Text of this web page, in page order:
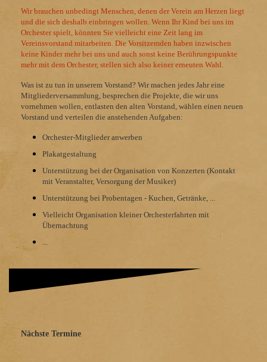
Wir brauchen unbedingt Menschen, denen der Verein am Herzen liegt
und die sich deshalb einbringen wollen. Wenn Ihr Kind bei uns im
Orchester spielt, könnten Sie vielleicht eine Zeit lang im
Vereinsvorstand mitarbeiten. Die Vorsitzemden haben inzwischen
keine Kinder mehr bei uns und auch sonst keine Berührungspunkte
mehr mit dem Orchester, stellen sich also keiner erneuten Wahl.
Was ist zu tun in unserem Vorstand? Wir machen jedes Jahr eine
Mitgliederversammlung, besprechen die Projekte, die wir uns
vornehmen wollen, entlasten den alten Vorstand, wählen einen neuen
Vorstand und verteilen die anstehenden Aufgaben:
Orchester-Mitglieder anwerben
Plakatgestaltung
Unterstützung bei der Organisation von Konzerten (Kontakt
mit Veranstalter, Versorgung der Musiker)
Unterstützung bei Probentagen - Kuchen, Getränke, ...
Vielleicht Organisation kleiner Orchesterfahrten mit
Übernachtung
...
Nächste Termine